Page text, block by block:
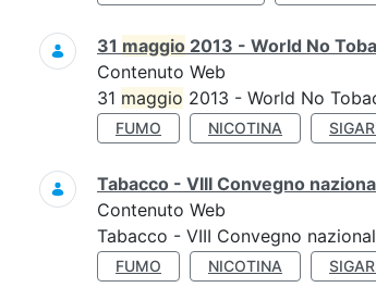
31 maggio 2013 - World No
Contenuto Web
31 maggio 2013 - World No
FUMO NICOTINA
Tabacco - VIII Convegno
Contenuto Web
Tabacco - VIII Convegno
FUMO NICOTINA